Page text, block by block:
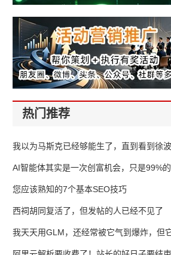
热门推荐
我以为马斯克已经够能生了，直到看到
AI智能体其实是一次创富机会，只是99%
错过了
您应该熟知的7个基本SEO技巧
西祠胡同复活了，但发帖的人已经不见了
我天天用GLM，还经常被它气到爆炸，但